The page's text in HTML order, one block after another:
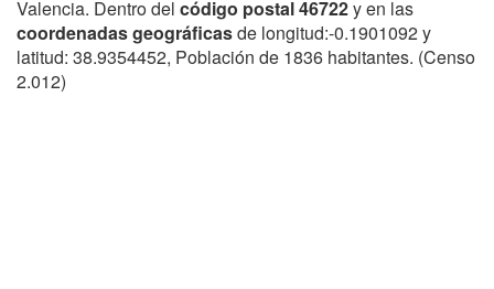
Valencia. Dentro del código postal 46722y en las
coordenadas geográficasde longitud:-0.1901092 y
latitud: 38.9354452, Población de 1836 habitantes. (Censo
2.012)